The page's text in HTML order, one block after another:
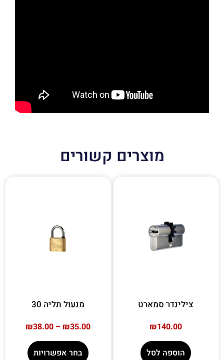
מוצרים קשורים
צילינדר סמארט
₪140.00
הוספה לסל
מנעול תליה 30
₪35.00
–
₪38.00
בחר אפשרויות